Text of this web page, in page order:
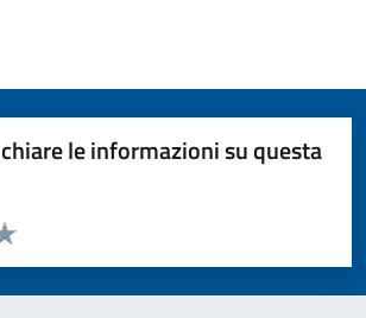
le informazioni su questa
pagina
5 stelle su 5
4 stelle su 5
su 5
su 5
5